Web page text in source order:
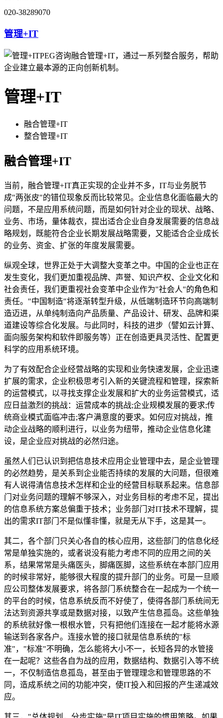
020-38289070
管理+IT
PEG咨询融合管理+IT，通过一系列整合服务，帮助
企业建立最本源的正向创新机制。
管理+IT
融合管理+IT
整合管理+IT
融合管理+IT
当前，融合管理+IT真正实现的企业并不多，IT与业务脱节
成"两张皮"的错位现象反而比较常见。企业信息化面临最大的
问题，不是应用系统问题，而是如何针对企业的现状、战略、
业务、市场，量体裁衣，提出适合企业自身发展需要的信息战
略规划，既能符合企业长期发展战略需要，又能适合企业成长
的业务、资金、扩张的年度发展需要。
纵观全球，世界正处于大调整大变革之中。中国的企业也正在
发生变化，我们更加重视品牌、声誉、知识产权、企业文化和
社会责任，我们更重视社会变革中企业作为"社会人"的角色和
责任。"中国制造"将逐渐转型升级，从低端制造环节向高端制
造迈进，从单纯制造向产品质量、产品设计、研发、品牌和渠
道建设等综合化发展。与此同时，科技的进步（譬如云计算、
面向服务架构和软件即服务等）正在创造更具灵活性、配置更
科学的应用系统环境。
为了有效配合企业经营战略的实现和业务快速发展，企业迅速
扩展的需求，企业积极思考引入新的关键流程和管理，探索新
的运营模式，以寻找支撑企业发展和扩大的业务运营模式，适
应日益激烈的挑战：运营成本的挑战;企业规模发展的要求;传
统商业模式面临冲击;客户满意度的要求。如何应对挑战，推
动企业战略的顺利进行，以业务为纽带，推动企业信息化建
设，是企业应对挑战的必然归途。
虽然人们已认识到把信息技术应用企业管理中去，是企业管理
的必然趋势，是关系到企业能否持续的发展的大问题，但很难
有人说得清信息技术怎样和企业的经营目标联系起来。信息部
门对业务问题的理解不够深入，对业务目标的考虑不足，提出
的信息系统方案总偏重于技术；业务部门对IT技术不理解，提
出的需求IT部门不是似懂非懂，就是无从下手，这是其一。
其二，各个部门只关心各自的核心应用，这些部门的信息化经
常是单独实施的，或者说没有能力考虑不同的应用之间的关
系，结果常常是头痛医头，脚痛医脚，这些系统在本部门应用
的时候非常好，能够很大程度的提升部门的业务。可是一旦顺
应公司整体发展要求，将各部门系统整合在一起成为一个统一
的平台的时候，信息系统反而不好使了，使得各部门系统间无
法达到资源共享或是数据对接，以致产生信息孤岛。这些单独
的系统就好像一根根水管，只有把他们连接在一起才能将水源
输送到各家各户。连接水管的接口就是信息系统的"标
准"，"标准"不明确，怎么能将大小不一，长短各异的水管接
在一起呢？这些各自为战的应用，数据结构、数据引入等不统
一，不仅制造信息孤岛，甚至由于管理理念和管理思路的不
同，造成系统之间的功能冲突，使IT投入和回报的产生递减效
应。